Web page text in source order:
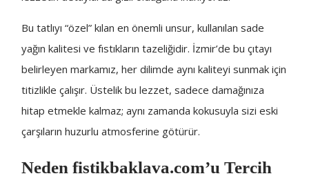
Bu tatlıyı “özel” kılan en önemli unsur, kullanılan sade
yağın kalitesi ve fıstıkların tazeliğidir. İzmir’de bu çıtayı
belirleyen markamız, her dilimde aynı kaliteyi sunmak için
titizlikle çalışır. Üstelik bu lezzet, sadece damağınıza
hitap etmekle kalmaz; aynı zamanda kokusuyla sizi eski
çarşıların huzurlu atmosferine götürür.
Neden fistikbaklava.com’u Tercih